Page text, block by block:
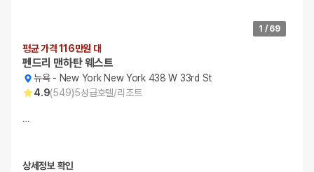
1 / 69
평균 가격 116만원 대
펜드리 맨하탄 웨스트
뉴욕- New York New York 438 W 33rd St
4.9(549)5성급호텔/리조트
…
상세정보 확인